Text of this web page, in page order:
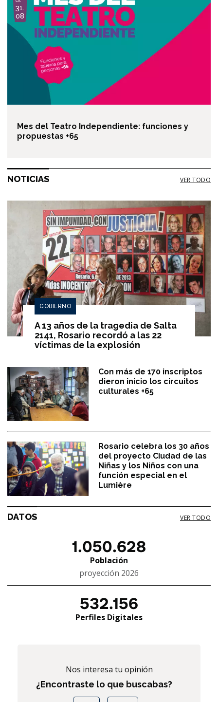
31.
08
Mes del Teatro Independiente: funciones y
propuestas +65
NOTICIAS VER TODO
GOBIERNO
A 13 años de la tragedia de Salta
2141, Rosario recordó a las 22
víctimas de la explosión
Con más de 170 inscriptos
dieron inicio los circuitos
culturales +65
Rosario celebra los 30 años
del proyecto Ciudad de las
Niñas y los Niños con una
función especial en el
Lumière
DATOS VER TODO
1.050.628
Población
proyección 2026
532.156
Perfiles Digitales
Nos interesa tu opinión
¿Encontraste lo que buscabas?